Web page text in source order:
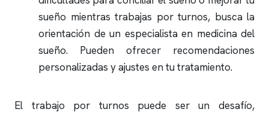
sueño mientras trabajas por turnos, busca la
orientación de un especialista en medicina del
sueño. Pueden ofrecer recomendaciones
personalizadas y ajustes en tu tratamiento.
El trabajo por turnos puede ser un desafío,